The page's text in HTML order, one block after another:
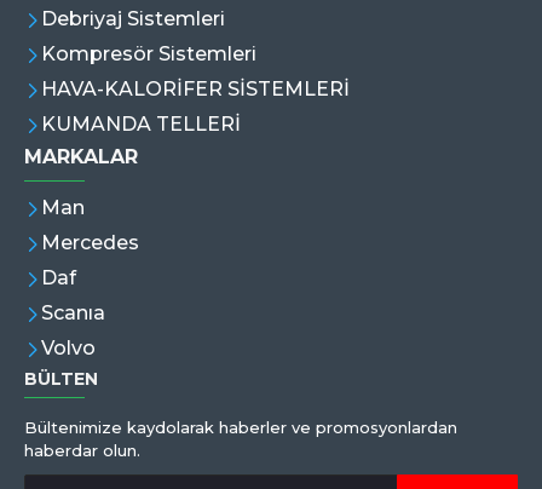
Debriyaj Sistemleri
Kompresör Sistemleri
HAVA-KALORİFER SİSTEMLERİ
KUMANDA TELLERİ
MARKALAR
Man
Mercedes
Daf
Scanıa
Volvo
BÜLTEN
Bültenimize kaydolarak haberler ve promosyonlardan
haberdar olun.